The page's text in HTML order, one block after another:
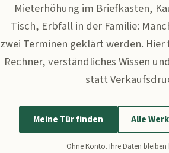
Mieterhöhung im Briefkasten,
Tisch, Erbfall in der Familie:
zwei Terminen geklärt werden.
Rechner, verständliches Wissen
statt
Meine Tür finden Alle
Ohne Konto. Ihre Daten bleiben